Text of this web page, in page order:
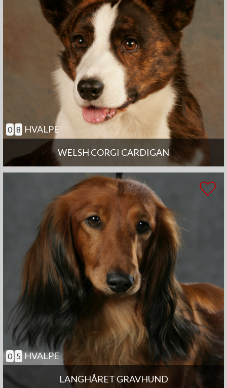
WELSH CORGI CARDIGAN
0 8 HVALPE
LANGHÅRET GRAVHUND
0 5 HVALPE